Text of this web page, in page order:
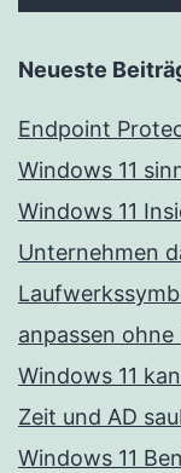
Neueste
Endpoint
Windows 11
Windows 11
Unternehmen
anpassen ohne
Windows 11
Zeit und AD
Windows 11